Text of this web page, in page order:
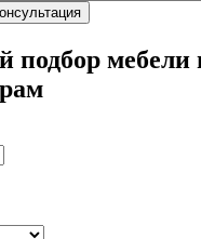
подбор мебели